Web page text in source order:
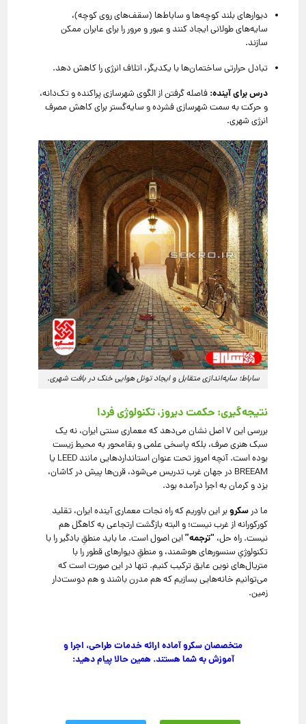
دیوارهای بلند کوچه‌ها و ساباط‌ها (سقف‌های روی کوچه)،
سایه‌های طولانی ایجاد کنند و عبور و مرور را برای عابران ممکن
سازند.
تبادل حرارتی ساختمان‌ها با یکدیگر، اتلاف انرژی را کاهش دهد.
درس برای آینده: فاصله گرفتن از الگوی شهرسازی پراکنده و تک‌دانه،
و حرکت به سمت شهرسازی فشرده و سایه‌گستر برای کاهش مصرف
انرژی شهری.
ساباط؛ سایه‌اندازی متقابل و ایجاد تونل هوایی خنک در بافت شهری.
نتیجه‌گیری: حکمت دیروز، تکنولوژی فردا
بررسی این ۷ اصل نشان می‌دهد که معماری سنتی ایران، نه یک
سبک هنری صرف، بلکه پاسخی علمی و بقا‌محور به محیط زیست
بوده است. آنچه امروز تحت عنوان استاندارد‌هایی مانند LEED یا
BREEAM در جهان غرب تدریس می‌شود، قرن‌ها پیش در کاشان،
یزد و کرمان به اجرا درآمده بود.
ما درسکروبر این باوریم که راه نجات معماری آینده ایران، تقلید
کورکورانه از غرب نیست؛ و البته بازگشت ارتجاعی به کاهگل هم
نیست. راه حل، “ترجمه”این اصول است. ما باید منطقِ بادگیر را با
تکنولوژیِ سنسورهای هوشمند، و منطقِ دیوارهای قطور را با
متریال‌های نوین عایق ترکیب کنیم. تنها در این صورت است که
می‌توانیم خانه‌هایی بسازیم که هم مدرن باشند و هم دوست‌دار
زمین.
متخصصان سکرو آماده ارائه خدمات طراحی، اجرا و
آموزش به شما هستند. همین حالا پیام دهید: